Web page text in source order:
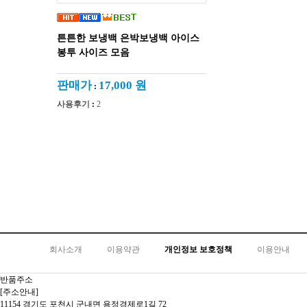
튼튼한 보냉백 은박보냉백 아이스
봉투 사이즈 모음
판매가: 17,000 원
사용후기 : 2
회사소개 이용약관 개인정보 보호정책 이용안내
반품주소
[주소안내]
11154 경기도 포천시 군내면 용정경제로1길 72